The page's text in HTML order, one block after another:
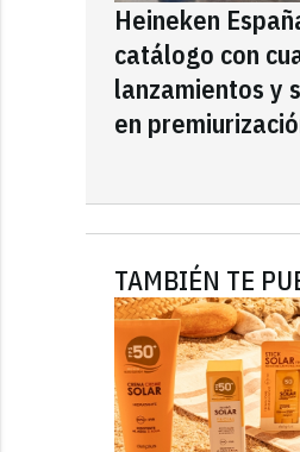
Heineken
catálogo con
lanzamientos y
en
TAMBIÉN TE